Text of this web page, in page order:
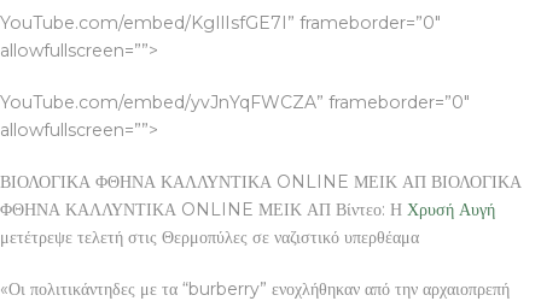
YouTube.com/embed/KgIlIsfGE7I” frameborder=”0″
allowfullscreen=””>
YouTube.com/embed/yvJnYqFWCZA” frameborder=”0″
allowfullscreen=””>
ΒΙΟΛΟΓΙΚΑ ΦΘΗΝΑ ΚΑΛΛΥΝΤΙΚΑ ONLINE ΜΕΙΚ ΑΠ ΒΙΟΛΟΓΙΚΑ
ΦΘΗΝΑ ΚΑΛΛΥΝΤΙΚΑ ONLINE ΜΕΙΚ ΑΠ Βίντεο: Η Χρυσή Αυγή
μετέτρεψε τελετή στις Θερμοπύλες σε ναζιστικό υπερθέαμα
«Οι πολιτικάντηδες με τα “burberry” ενοχλήθηκαν από την αρχαιοπρεπή